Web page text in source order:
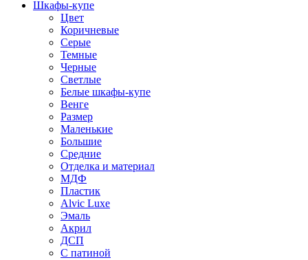
Шкафы-купе
Цвет
Коричневые
Серые
Темные
Черные
Светлые
Белые шкафы-купе
Венге
Размер
Маленькие
Большие
Средние
Отделка и материал
МДФ
Пластик
Alvic Luxe
Эмаль
Акрил
ДСП
С патиной